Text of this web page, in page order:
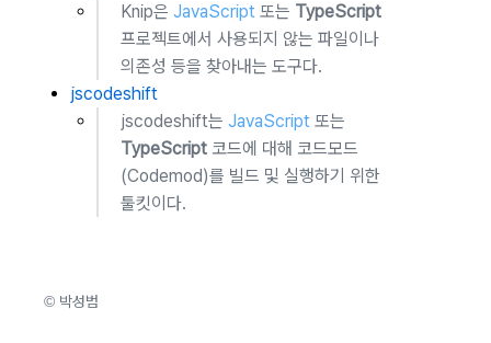
Knip은 JavaScript 또는 TypeScript
프로젝트에서 사용되지 않는 파일이나
의존성 등을 찾아내는 도구다.
jscodeshift
jscodeshift는 JavaScript 또는
TypeScript 코드에 대해 코드모드
(Codemod)를 빌드 및 실행하기 위한
툴킷이다.
© 박성범